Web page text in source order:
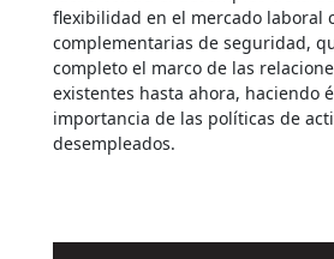
flexibilidad en el mercado laboral
complementarias de seguridad,
completo el marco de las
existentes hasta ahora, haciendo
importancia de las políticas de
desempleados.